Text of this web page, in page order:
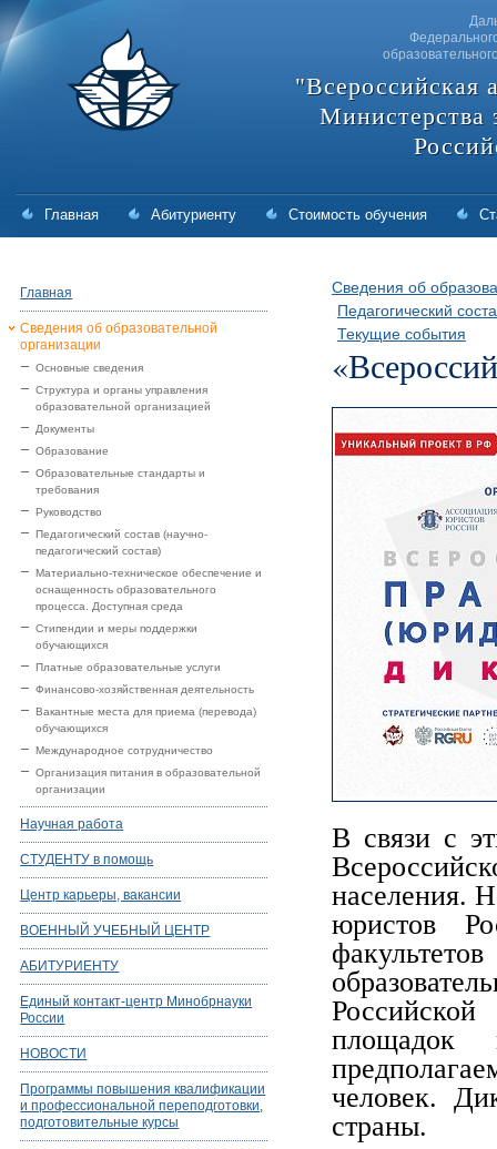
"Всероссийская
Министерства
Главная Абитуриенту Стоимость обучения
Главная
Сведения об образовательной
организации
Основные сведения
Структура и органы управления
образовательной организацией
Документы
Образование
Образовательные стандарты и
требования
Руководство
Педагогический состав (научно-
педагогический состав)
Материально-техническое обеспечение и
оснащенность образовательного
процесса. Доступная среда
Стипендии и меры поддержки
обучающихся
Платные образовательные услуги
Финансово-хозяйственная деятельность
Вакантные места для приема (перевода)
обучающихся
Международное сотрудничество
Организация питания в образовательной
организации
Научная работа
СТУДЕНТУ в помощь
Центр карьеры, вакансии
ВОЕННЫЙ УЧЕБНЫЙ ЦЕНТР
АБИТУРИЕНТУ
Единый контакт-центр Минобрнауки
России
НОВОСТИ
Программы повышения квалификации
и профессиональной переподготовки,
подготовительные курсы
Сведения об
Педагогический
Текущие события
В связи с
населения.
юристов
площадок
человек.
страны.